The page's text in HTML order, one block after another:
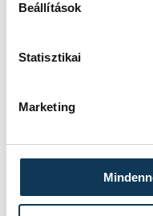
Beállítások
Statisztikai
Marketing